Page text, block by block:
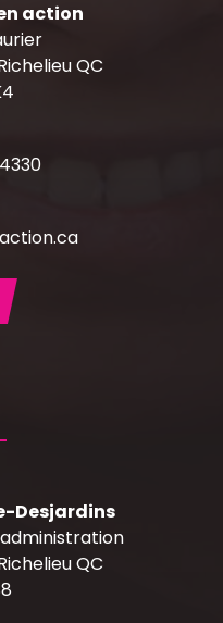
action
QC
Desjardins
QC